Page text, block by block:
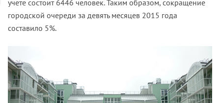
учете состоит 6446 человек. Таким образом, сокращение
городской очереди за девять месяцев 2015 года
составило 5%.